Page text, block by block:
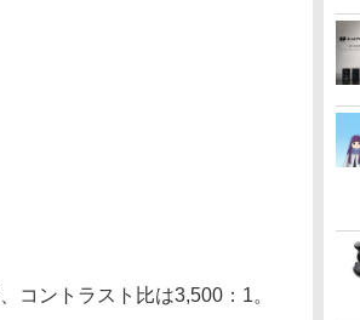
、コントラスト比は3,500：1。